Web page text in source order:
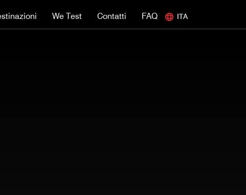
We Test Contatti FAQ ITA